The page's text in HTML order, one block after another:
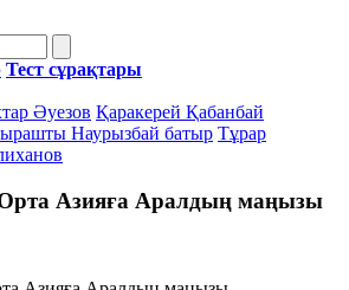
Тест сұрақтары
Әуезов Қаракерей Қабанбай
Наурызбай батыр Тұрар
Орта Азияға Аралдың маңызы